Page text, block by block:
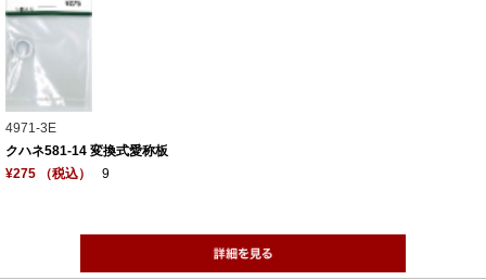
4971-3E
クハネ581-14 変換式愛称板
¥275 （税込）
9